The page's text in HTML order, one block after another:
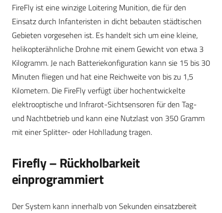
FireFly ist eine winzige Loitering Munition, die für den
Einsatz durch Infanteristen in dicht bebauten städtischen
Gebieten vorgesehen ist. Es handelt sich um eine kleine,
helikopterähnliche Drohne mit einem Gewicht von etwa 3
Kilogramm. Je nach Batteriekonfiguration kann sie 15 bis 30
Minuten fliegen und hat eine Reichweite von bis zu 1,5
Kilometern. Die FireFly verfügt über hochentwickelte
elektrooptische und Infrarot-Sichtsensoren für den Tag-
und Nachtbetrieb und kann eine Nutzlast von 350 Gramm
mit einer Splitter- oder Hohlladung tragen.
Firefly – Rückholbarkeit
einprogrammiert
Der System kann innerhalb von Sekunden einsatzbereit